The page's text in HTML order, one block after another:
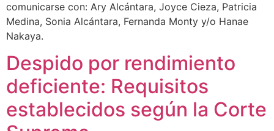
comunicarse con: Ary Alcántara, Joyce Cieza, Patricia
Medina, Sonia Alcántara, Fernanda Monty y/o Hanae
Nakaya.
Despido por rendimiento
deficiente: Requisitos
establecidos según la Corte